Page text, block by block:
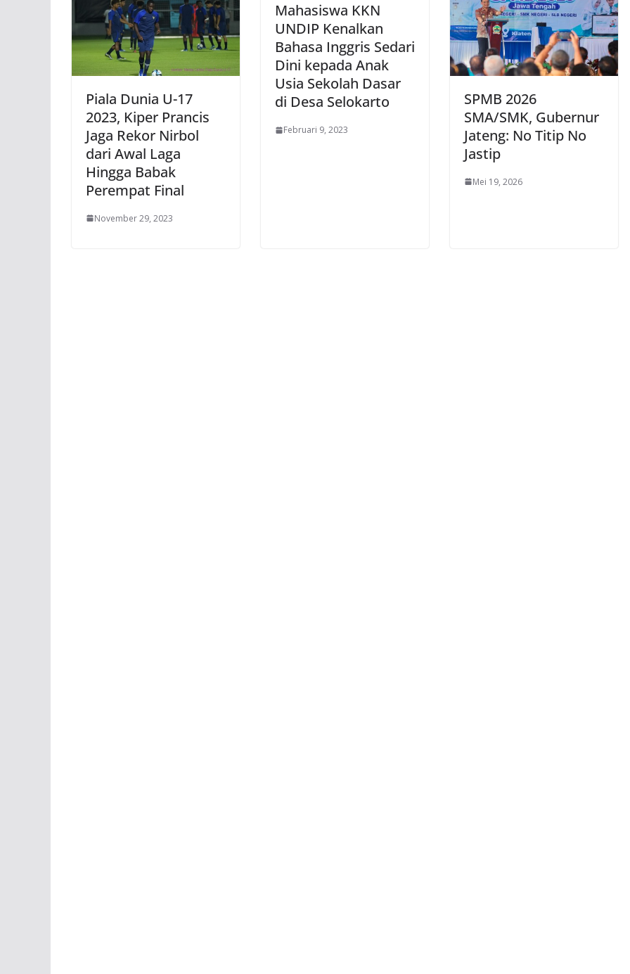
Piala Dunia U-17
2023, Kiper Prancis
Jaga Rekor Nirbol
dari Awal Laga
Hingga Babak
Perempat Final
November 29, 2023
Mahasiswa KKN
UNDIP Kenalkan
Bahasa Inggris Sedari
Dini kepada Anak
Usia Sekolah Dasar
di Desa Selokarto
Februari 9, 2023
SPMB 2026
SMA/SMK, Gubernur
Jateng: No Titip No
Jastip
Mei 19, 2026